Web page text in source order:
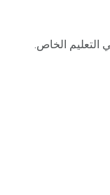
التعليم الخاص.